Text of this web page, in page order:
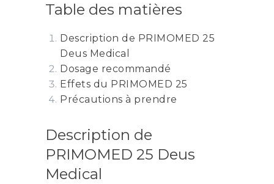
Table des matières
Description de PRIMOMED 25
Deus Medical
Dosage recommandé
Effets du PRIMOMED 25
Précautions à prendre
Description de
PRIMOMED 25 Deus
Medical